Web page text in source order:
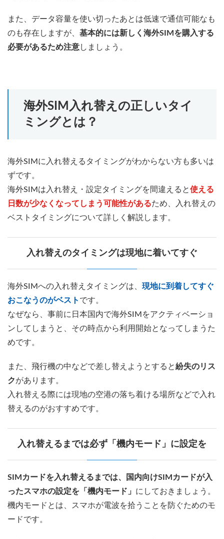
また、データ容量を使い切ったあとは低速で通信可能なも
のも存在しますが、 基本的には新しく海外SIMを購入する
必要があるため注意しましょう。
海外SIM入れ替えの正しいタイ
ミングとは？
海外SIMに入れ替えるタイミングがわからない方も多いは
ずです。
海外SIMは入れ替え・設定タイミングを間違えると使える
日数が少なくなってしまう可能性があるため、入れ替えの
ベストタイミングについて詳しく解説します。
入れ替えのタイミングは現地に着いてすぐ
海外SIMへの入れ替えタイミングは、 現地に到着してすぐ
おこなうのがベスト です。
なぜなら、事前に日本国内で海外SIMをアクティベーショ
ンしてしまうと、その時点から利用開始となってしまうた
めです。
また、飛行機の中などで差し替えようとすると紛失のリス
クがあります。
入れ替える際には現地の空港の落ち着ける場所などで入れ
替えるのがおすすめです。
入れ替えるまでは必ず「機内モード」に設定を
SIMカードを入れ替えるまでは、国内向けSIMカードが入
ったスマホの設定を「機内モード」 にしておきましょう。
機内モードとは、スマホが電波を拾うことを防ぐためのモ
ードです。